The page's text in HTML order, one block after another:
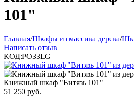
101"
Главная/Шкафы из массива дерева/
Написать отзыв
КОД:PO33LG
Книжный шкаф "Витязь 101"
51 250 руб.